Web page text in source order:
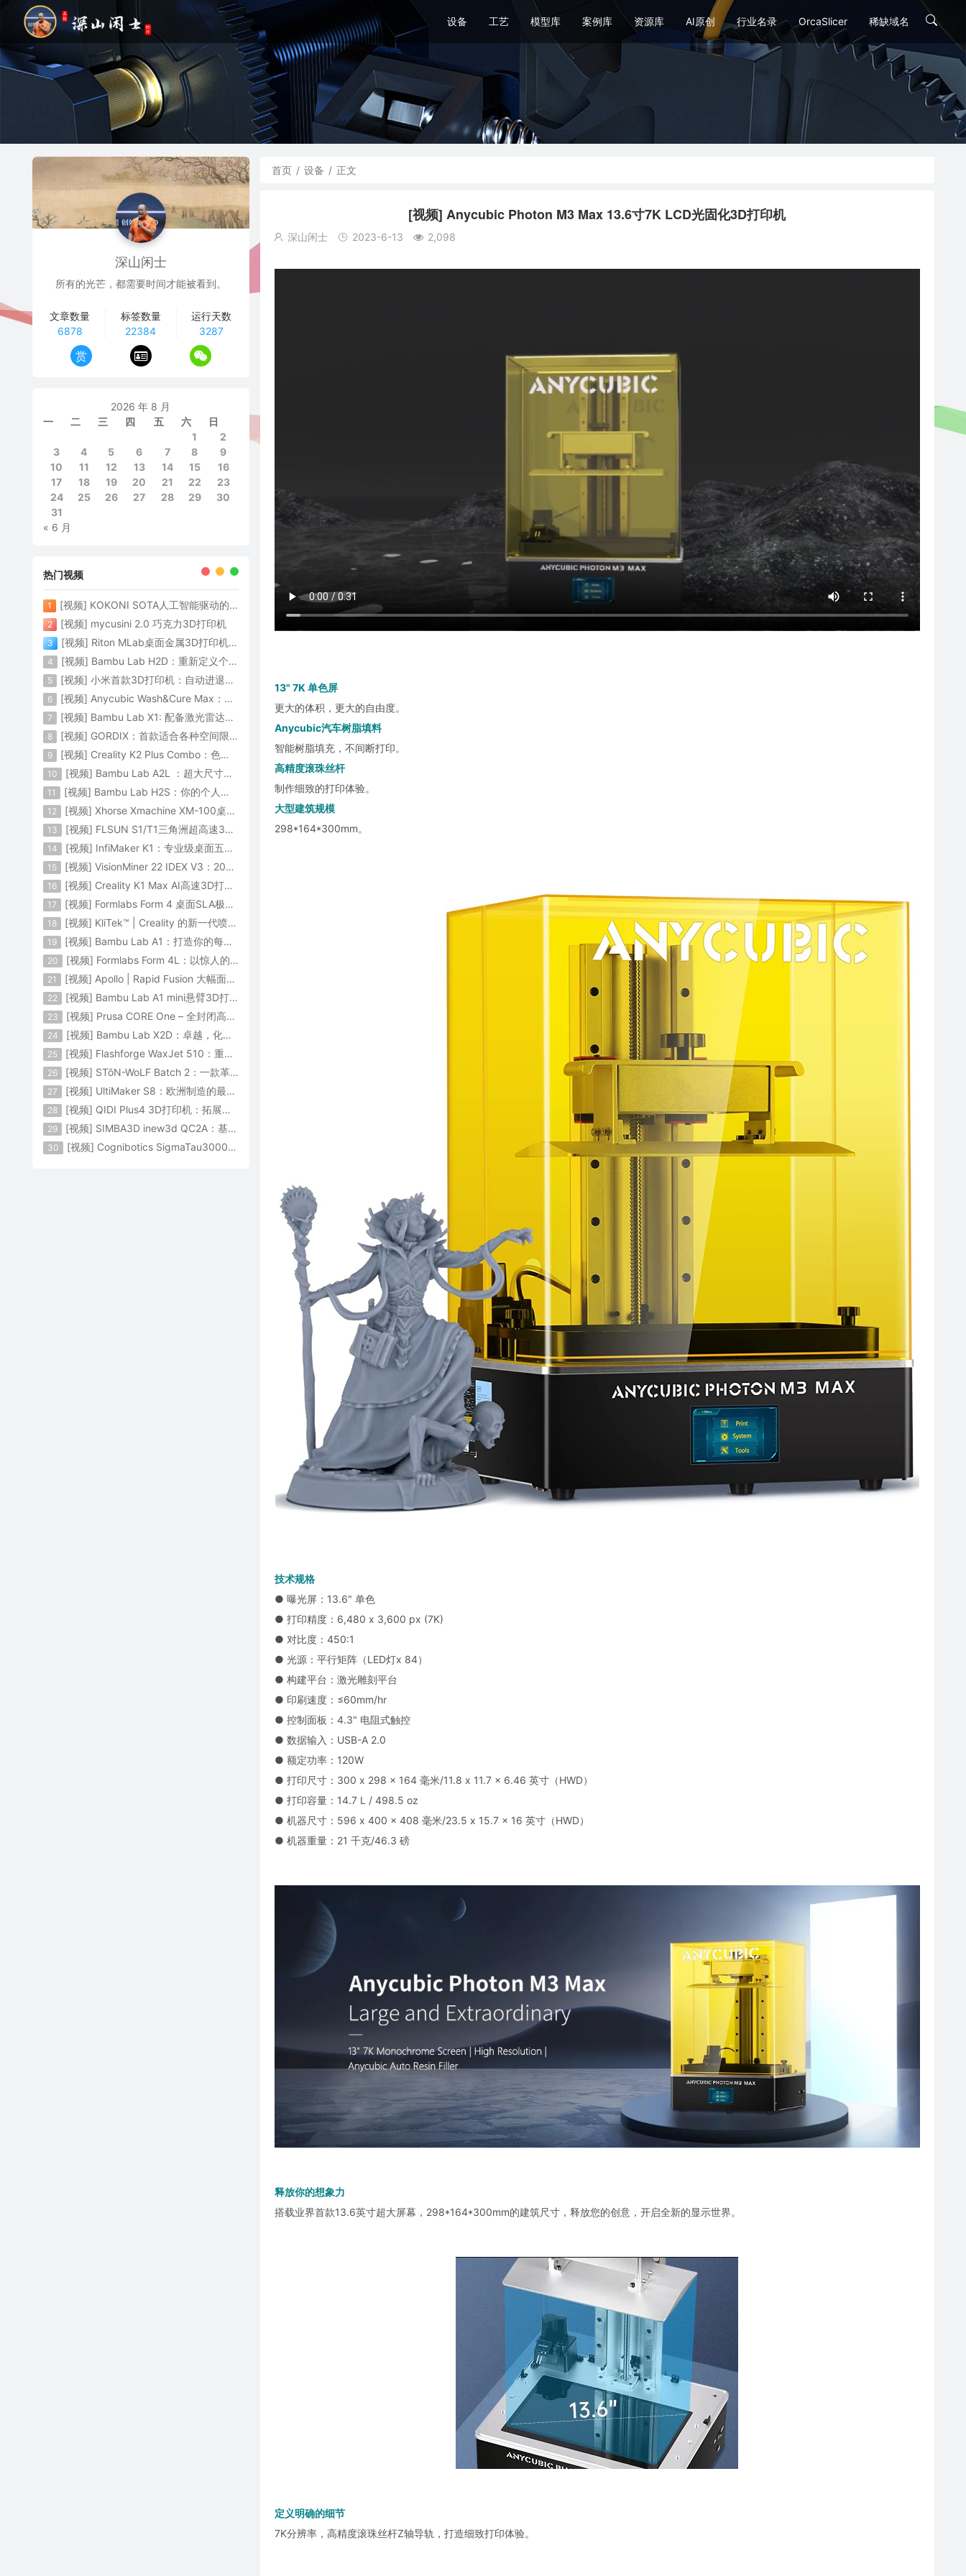
设备 工艺 模型库 案例库 资源库 AI原创 行业名录 OrcaSlicer 稀缺域名
首页 / 设备 / 正文
[视频] Anycubic Photon M3 Max 13.6寸7K LCD光固化3D打印机
深山闲士 2023-6-13 2,098
13" 7K 单色屏
更大的体积，更大的自由度。
Anycubic汽车树脂填料
智能树脂填充，不间断打印。
高精度滚珠丝杆
制作细致的打印体验。
大型建筑规模
298*164*300mm。
技术规格
● 曝光屏：13.6" 单色
● 打印精度：6,480 x 3,600 px (7K)
● 对比度：450:1
● 光源：平行矩阵（LED灯x 84）
● 构建平台：激光雕刻平台
● 印刷速度：≤60mm/hr
● 控制面板：4.3" 电阻式触控
● 数据输入：USB-A 2.0
● 额定功率：120W
● 打印尺寸：300 x 298 x 164 毫米/11.8 x 11.7 x 6.46 英寸（HWD）
● 打印容量：14.7 L / 498.5 oz
● 机器尺寸：596 x 400 x 408 毫米/23.5 x 15.7 x 16 英寸（HWD）
● 机器重量：21 千克/46.3 磅
释放你的想象力
搭载业界首款13.6英寸超大屏幕，298*164*300mm的建筑尺寸，释放您的创意，开启全新的显示世界。
定义明确的细节
7K分辨率，高精度滚珠丝杆Z轴导轨，打造细致打印体验。
深山闲士
所有的光芒，都需要时间才能被看到。
文章数量
6878
标签数量
22384
运行天数
3287
赏
2026 年 8 月
一
二 三 四 五 六
日
1
2
3
4 5 6 7 8
9
10
11 12 13 14 15
16
17
18 19 20 21 22
23
24
25 26 27 28 29
30
31
« 6 月
热门视频
1 [视频] KOKONI SOTA人工智能驱动的3D打印革命 倒立打印600mm/s
2 [视频] mycusini 2.0 巧克力3D打印机
3 [视频] Riton MLab桌面金属3D打印机：体积小性能强大
4 [视频] Bambu Lab H2D：重新定义个人智造
5 [视频] 小米首款3D打印机：自动进退料、AI云切片、人脸拍照建模 3D玩家兴趣首选
6 [视频] Anycubic Wash&Cure Max：清洗+后固化二合一设备
7 [视频] Bambu Lab X1: 配备激光雷达和人工智能的CoreXY彩色3D打印机
8 [视频] GORDIX：首款适合各种空间限制的3合1便携式数控机床
9 [视频] Creality K2 Plus Combo：色彩与尺寸的史诗级飞跃
10 [视频] Bambu Lab A2L ：超大尺寸家用打印机 告别拆件 轻松一体成型
11 [视频] Bambu Lab H2S：你的个人智造中心
12 [视频] Xhorse Xmachine XM-100桌面级五轴CNC机床：卓越的精度和效率
13 [视频] FLSUN S1/T1三角洲超高速3D打印机 打印速度1200mm/s
14 [视频] InfiMaker K1：专业级桌面五轴数控机床
15 [视频] VisionMiner 22 IDEX V3：2024年最佳工程材料3D打印机
16 [视频] Creality K1 Max AI高速3D打印机：600mm/s打印速度 史诗般的飞跃
17 [视频] Formlabs Form 4 桌面SLA极速3D打印机 工业级打印质量
18 [视频] KliTek™ | Creality 的新一代喷嘴更换系统
19 [视频] Bambu Lab A1：打造你的每一份热爱
20 [视频] Formlabs Form 4L：以惊人的速度获得工业级部件
21 [视频] Apollo | Rapid Fusion 大幅面颗粒3D打印系统
22 [视频] Bambu Lab A1 mini悬臂3D打印机：让多色打印成为标配
23 [视频] Prusa CORE One – 全封闭高速CoreXY 3D打印机配备主动腔体温度控制
24 [视频] Bambu Lab X2D：卓越，化繁为简！
25 [视频] Flashforge WaxJet 510：重新定义精度 专为K金珠宝铸造而生
26 [视频] STōN-WoLF Batch 2：一款革命性的“飞行龙门架”3D打印机
27 [视频] UltiMaker S8：欧洲制造的最快的桌面双材料专业3D打印机
28 [视频] QIDI Plus4 3D打印机：拓展您的想象力
29 [视频] SIMBA3D inew3d QC2A：基于AI建模的桌面全彩色3D打印机
30 [视频] Cognibotics SigmaTau3000 轻型机器人：智能制造的未来